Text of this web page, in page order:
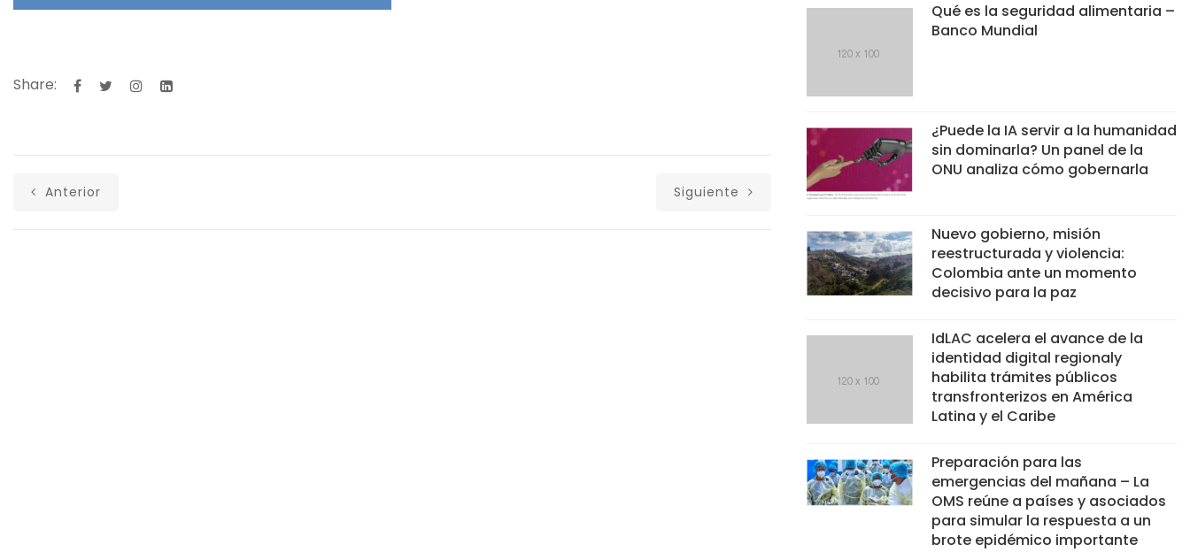
Share:
Anterior Siguiente
Qué es la seguridad alimentaria –
Banco Mundial
¿Puede la IA servir a la humanidad
sin dominarla? Un panel de la
ONU analiza cómo gobernarla
Nuevo gobierno, misión
reestructurada y violencia:
Colombia ante un momento
decisivo para la paz
IdLAC acelera el avance de la
identidad digital regionaly
habilita trámites públicos
transfronterizos en América
Latina y el Caribe
Preparación para las
emergencias del mañana – La
OMS reúne a países y asociados
para simular la respuesta a un
brote epidémico importante